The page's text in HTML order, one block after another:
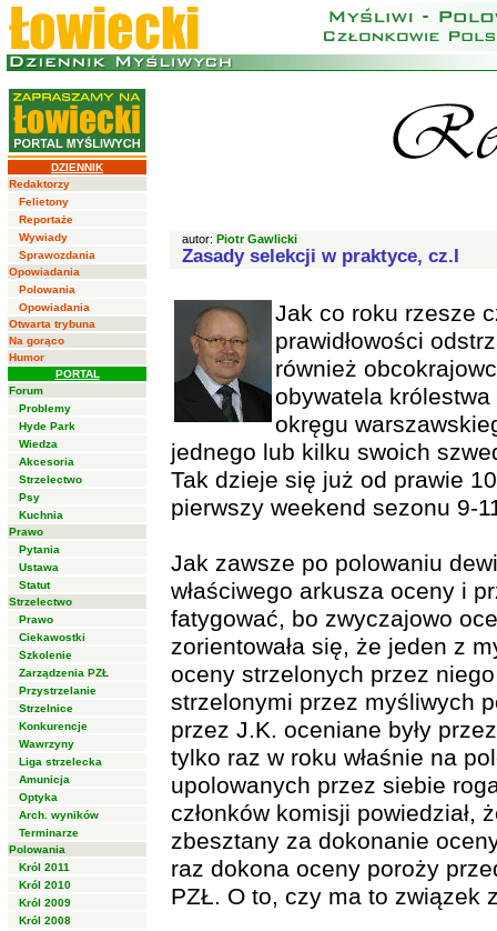
DZIENNIK
Redaktorzy
Felietony
Reportaże
Wywiady
Sprawozdania
Opowiadania
Polowania
Opowiadania
Otwarta trybuna
Na gorąco
Humor
PORTAL
Forum
Problemy
Hyde Park
Wiedza
Akcesoria
Strzelectwo
Psy
Kuchnia
Prawo
Pytania
Ustawa
Statut
Strzelectwo
Prawo
Ciekawostki
Szkolenie
Zarządzenia PZŁ
Przystrzelanie
Strzelnice
Konkurencje
Wawrzyny
Liga strzelecka
Amunicja
Optyka
Arch. wyników
Terminarze
Polowania
Król 2011
Król 2010
Król 2009
Król 2008
autor: Piotr Gawlicki
Zasady selekcji w praktyce, cz.I
Jak co roku rzesze
prawidłowości
również
obywatela królestwa
okręgu
jednego lub kilku swoich
Tak dzieje się już od prawie
pierwszy weekend sezonu 9-
Jak zawsze po polowaniu
właściwego arkusza oceny i
fatygować, bo zwyczajowo
zorientowała się, że jeden z
oceny strzelonych przez
strzelonymi przez myśliwych
przez J.K. oceniane były
tylko raz w roku właśnie na
upolowanych przez siebie
członków komisji powiedział,
zbesztany za dokonanie
raz dokona oceny poroży
PZŁ. O to, czy ma to związek